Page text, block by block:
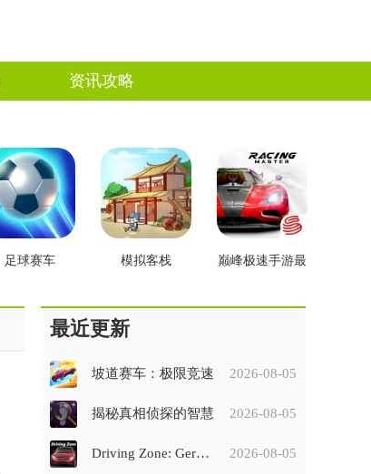
资讯攻略
足球赛车 模拟客栈 巅峰极速手游最
最近更新
坡道赛车：极限竞速 2026-08-05
揭秘真相侦探的智慧 2026-08-05
Driving Zone: Germany 2026-08-05